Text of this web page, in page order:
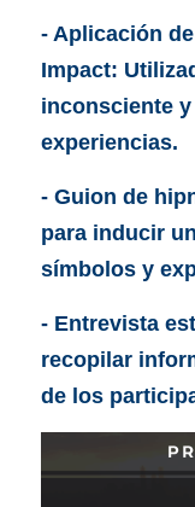
- Aplicación
Impact:
inconsciente
experiencias.
- Guion de
para inducir
símbolos y
- Entrevista
recopilar
de los